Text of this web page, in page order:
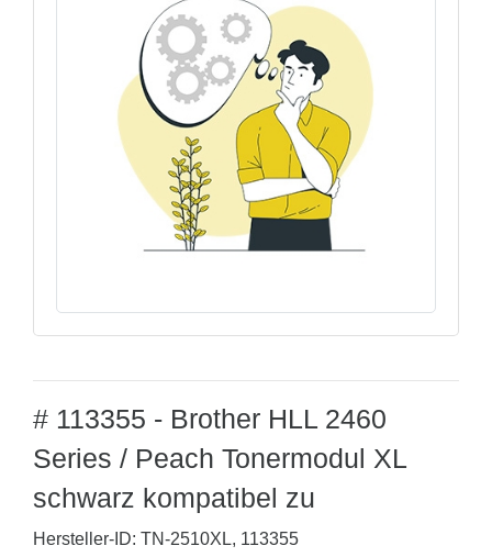
# 113355 - Brother HLL 2460
Series / Peach Tonermodul XL
schwarz kompatibel zu
Hersteller-ID: TN-2510XL, 113355